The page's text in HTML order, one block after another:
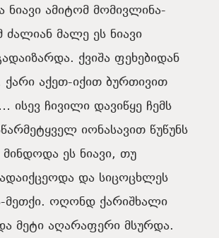
ნიავი ამიტომ მომივლინა-
ძალიან მალე ეს ნიავი
ქვიშა ფეხებიდან
აქეთ-იქით ბურთივით
ისევ ჩივილი დავიწყე ჩემს
იონასავით წუწუნს
ეს ნიავი, თუ
და სიცოცხლეს
მეთქი. ოღონდ ქარიშხალი
მეტი აღარაფერი მსურდა.